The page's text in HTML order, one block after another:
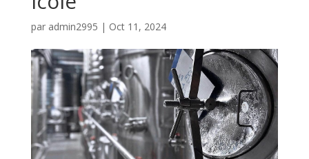
par admin2995 | Oct 11, 2024